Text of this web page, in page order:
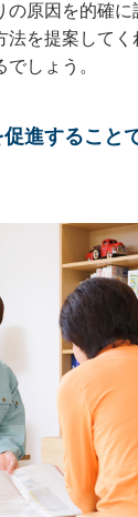
の原因を的確
法を提案して
しょう。
進すること